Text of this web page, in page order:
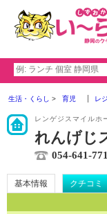
生活・くらし 育児 レ
レンゲジスマイルホ
れんげじ
054-641-
基本情報 クチコミ